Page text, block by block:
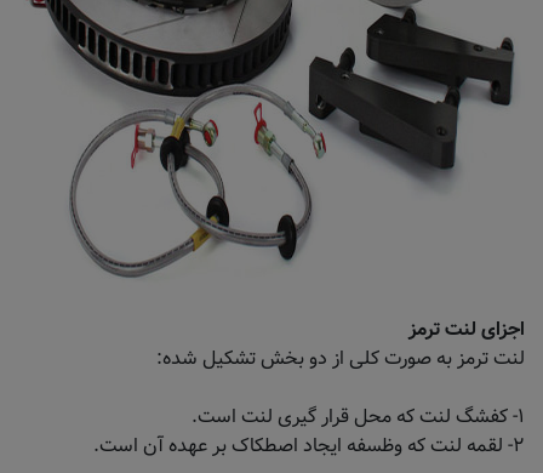
اجزای لنت ترمز
لنت ترمز به صورت کلی از دو بخش تشکیل شده:
۱- کفشگ لنت که محل قرار گیری لنت است.
۲- لقمه لنت که وظسفه ایجاد اصطکاک بر عهده آن است.